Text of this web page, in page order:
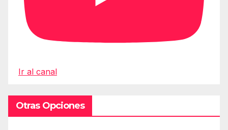
Ir al canal
Otras Opciones